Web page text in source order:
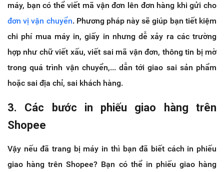
máy, bạn có thể viết mã vận đơn lên đơn hàng khi gửi cho
đơn vị vận chuyển. Phương pháp này sẽ giúp bạn tiết kiệm
chi phí mua máy in, giấy in nhưng dễ xảy ra các trường
hợp như chữ viết xấu, viết sai mã vận đơn, thông tin bị mờ
trong quá trình vận chuyển,... dẫn tới giao sai sản phẩm
hoặc sai địa chỉ, sai khách hàng.
3. Các bước in phiếu giao hàng trên
Shopee
Vậy nếu đã trang bị máy in thì bạn đã biết cách in phiếu
giao hàng trên Shopee? Bạn có thể in phiếu giao hàng